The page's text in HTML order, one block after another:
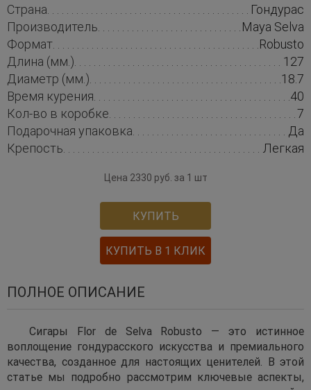
Страна
Гондурас
Производитель
Maya Selva
Формат
Robusto
Длина (мм.)
127
Диаметр (мм.)
18.7
Время курения
40
Кол-во в коробке
7
Подарочная упаковка
Да
Крепость
Легкая
Цена 2330 руб. за 1 шт
КУПИТЬ
КУПИТЬ В 1 КЛИК
ПОЛНОЕ ОПИСАНИЕ
Сигары Flor de Selva Robusto — это истинное
воплощение гондурасского искусства и премиального
качества, созданное для настоящих ценителей. В этой
статье мы подробно рассмотрим ключевые аспекты,